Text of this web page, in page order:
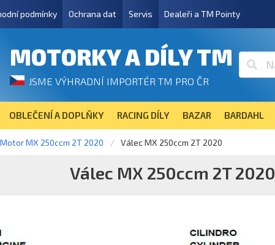
podmínky Ochrana dat Servis Dealeři a TM Pointy
MOTORKY A DÍLY TM
JSME VÝHRADNÍ IMPORTÉR TM PRO ČR
OBLEČENÍ A DOPLŇKY RACING DÍLY BAZAR BARDAHL
Motor MX 250ccm 2T 2020 Válec MX 250ccm 2T 2020
Válec MX 250ccm 2T 2020